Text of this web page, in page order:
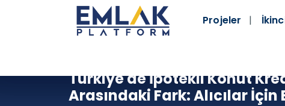
Projeler
Türkiye'de İpotekli Konut
Arasındaki Fark: Alıcılar